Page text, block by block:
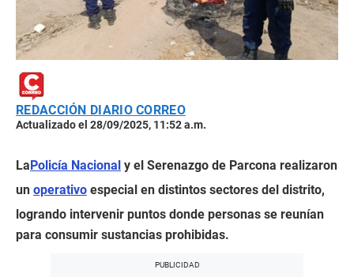
REDACCIÓN DIARIO CORREO
Actualizado el 28/09/2025, 11:52 a.m.
La Policía Nacional y el Serenazgo de Parcona realizaron
un operativo especial en distintos sectores del distrito,
logrando intervenir puntos donde personas se reunían
para consumir sustancias prohibidas.